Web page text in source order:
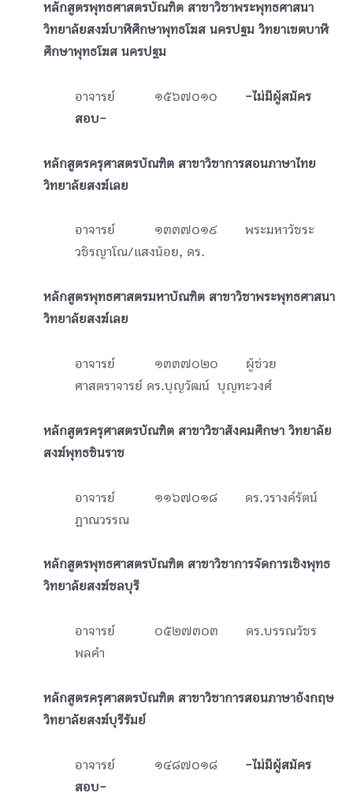
หลักสูตรพุทธศาสตรบัณฑิต สาขาวิชาพระพุทธศาสนา
วิทยาลัยสงฆ์บาฬีศึกษาพุทธโฆส นครปฐม วิทยาเขตบาฬี
ศึกษาพุทธโฆส นครปฐม
อาจารย์ ๑๕๖๗๐๑๐ -ไม่มีผู้สมัคร
สอบ-
หลักสูตรครุศาสตรบัณฑิต สาขาวิชาการสอนภาษาไทย
วิทยาลัยสงฆ์เลย
อาจารย์ ๑๓๓๗๐๑๙ พระมหาวัชระ
วชิรญาโณ/แสงน้อย, ดร.
หลักสูตรพุทธศาสตรมหาบัณฑิต สาขาวิชาพระพุทธศาสนา
วิทยาลัยสงฆ์เลย
อาจารย์ ๑๓๓๗๐๒๐ ผู้ช่วย
ศาสตราจารย์ ดร.บุญวัฒน์ บุญทะวงศ์
หลักสูตรครุศาสตรบัณฑิต สาขาวิชาสังคมศึกษา วิทยาลัย
สงฆ์พุทธชินราช
อาจารย์ ๑๑๖๗๐๑๘ ดร.วรางค์รัตน์
ฎาณวรรณ
หลักสูตรพุทธศาสตรบัณฑิต สาขาวิชาการจัดการเชิงพุทธ
วิทยาลัยสงฆ์ชลบุรี
อาจารย์ ๐๕๒๗๓๐๓ ดร.บรรณวัชร
พลคำ
หลักสูตรครุศาสตรบัณฑิต สาขาวิชาการสอนภาษาอังกฤษ
วิทยาลัยสงฆ์บุรีรัมย์
อาจารย์ ๑๔๘๗๐๑๘ -ไม่มีผู้สมัคร
สอบ-